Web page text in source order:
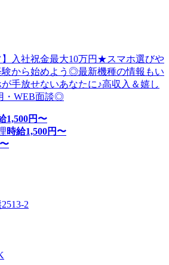
】入社祝金最大10万円★スマホ選びや
から始めよう◎最新機種の情報もい
手放せないあなたに♪高収入＆嬉し
・WEB面談◎
1,500円〜
時給1,500円〜
2